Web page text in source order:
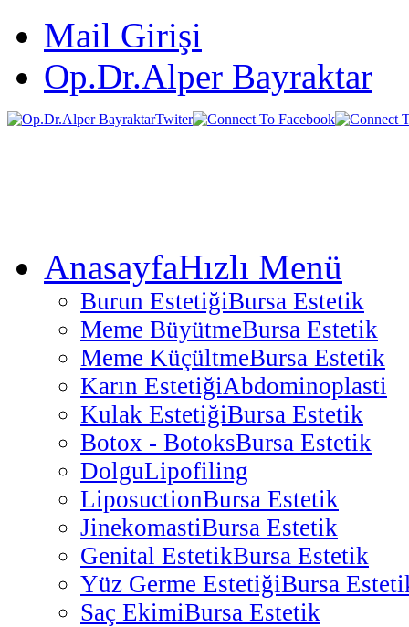
Mail Girişi
Op.Dr.Alper Bayraktar
AnasayfaHızlı Menü
Burun EstetiğiBursa Estetik
Meme BüyütmeBursa Estetik
Meme KüçültmeBursa Estetik
Karın EstetiğiAbdominoplasti
Kulak EstetiğiBursa Estetik
Botox - BotoksBursa Estetik
DolguLipofiling
LiposuctionBursa Estetik
JinekomastiBursa Estetik
Genital EstetikBursa Estetik
Yüz Germe EstetiğiBursa
Saç EkimiBursa Estetik